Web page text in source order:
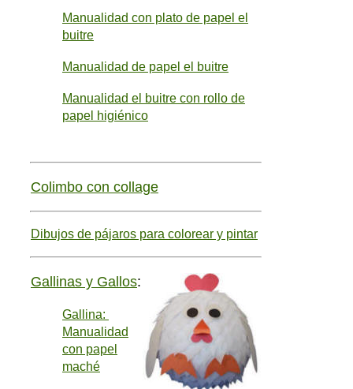
Manualidad con plato de papel el
buitre
Manualidad de papel el buitre
Manualidad el buitre con rollo de
papel higiénico
Colimbo con collage
Dibujos de pájaros para colorear y pintar
Gallinas y Gallos:
Gallina:
Manualidad
con papel
maché